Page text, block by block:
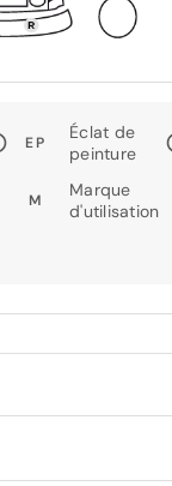
EP
Éclat de
peinture
M
Marque
d'utilisation